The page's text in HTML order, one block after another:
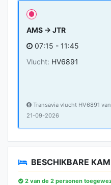
AMS → JTR
07:15 - 11:45
Vlucht: HV6891
Transavia vlucht HV6891
21-09-2026
BESCHIKBARE
2 van de 2 personen